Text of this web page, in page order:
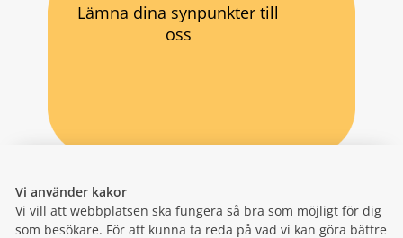
Vi använder kakor
Vi vill att webbplatsen ska fungera så bra som möjligt för dig
som besökare. För att kunna ta reda på vad vi kan göra bättre
Lämna dina synpunkter till
oss